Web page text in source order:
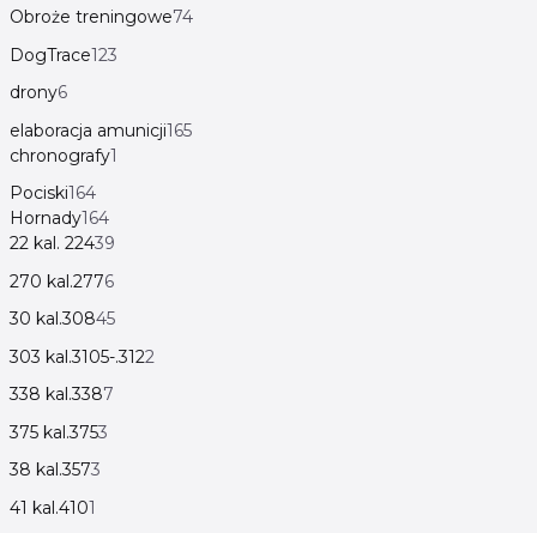
Obroże treningowe74
DogTrace123
drony6
elaboracja amunicji165
chronografy1
Pociski164
Hornady164
22 kal. 22439
270 kal.2776
30 kal.30845
303 kal.3105-.3122
338 kal.3387
375 kal.3753
38 kal.3573
41 kal.4101